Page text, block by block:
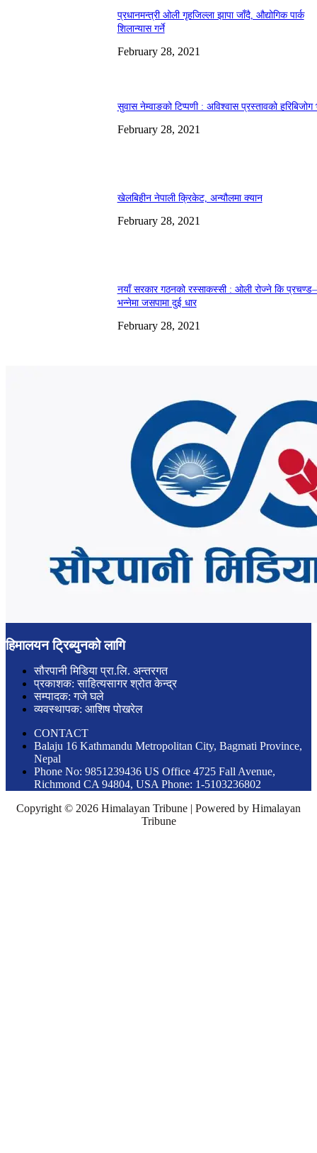
प्रधानमन्त्री ओली गृहजिल्ला झापा जाँदै, औद्योगिक पार्क
शिलान्यास गर्ने
February 28, 2021
सुवास नेम्वाङको टिप्पणी : अविश्वास प्रस्तावको हरिबिजोग
February 28, 2021
खेलबिहीन नेपाली क्रिकेट, अन्यौलमा क्यान
February 28, 2021
नयाँ सरकार गठनको रस्साकस्सी : ओली रोज्ने कि
भन्नेमा जसपामा दुई धार
February 28, 2021
हिमालयन ट्रिब्युनको लागि
सौरपानी मिडिया प्रा.लि. अन्तरगत
प्रकाशक: साहित्यसागर श्रोत केन्द्र
सम्पादक: गजे घले
व्यवस्थापक: आशिष पोखरेल
CONTACT
Balaju 16 Kathmandu Metropolitan City, Bagmati Province,
Nepal
Phone No: 9851239436 US Office 4725 Fall Avenue,
Richmond CA 94804, USA Phone: 1-5103236802
Copyright © 2026 Himalayan Tribune | Powered by Himalayan
Tribune